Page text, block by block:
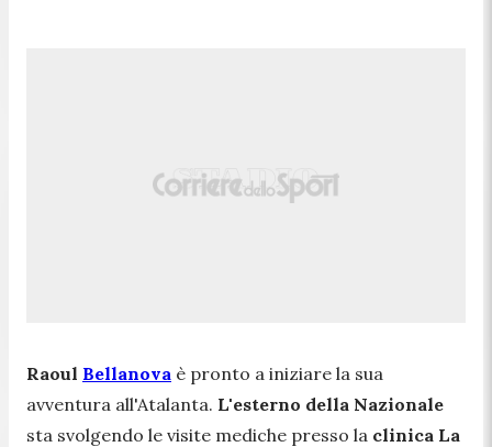
Raoul Bellanova è pronto a iniziare la sua
avventura all'Atalanta. L'esterno della Nazionale
sta svolgendo le visite mediche presso la clinica La